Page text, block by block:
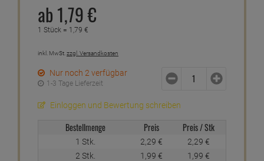
ab 1,79€
1 Stück = 1,79 €
inkl. MwSt. zzgl. Versandkosten
Nur noch 2 verfügbar
1-3 Tage Lieferzeit
Einloggen und Bewertung schreiben
Bestellmenge Preis Preis / Stk
1 Stk. 2, 29 € 2, 29 €
2 Stk.
1, 99 € 1, 99 €